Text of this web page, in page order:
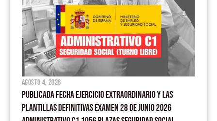
agosto 4, 2026
PUBLICADA FECHA EJERCICIO EXTRAORDINARIO Y LAS
PLANTILLAS DEFINITIVAS EXAMEN 28 DE JUNIO 2026